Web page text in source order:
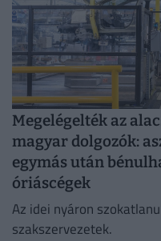
Megelégelték az
magyar dolgozók:
egymás után
óriáscégek
Az idei nyáron
szakszervezetek.